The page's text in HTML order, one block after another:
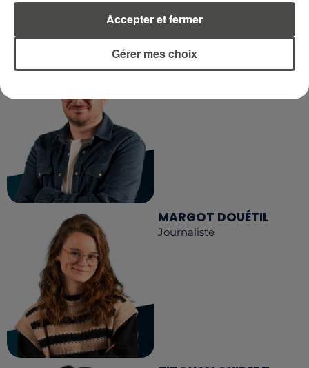
LA RÉDACTION
DIMITRI COUTAND
MARGOT DOUÉTIL
Journaliste
Gérer mes choix
Accepter et fermer